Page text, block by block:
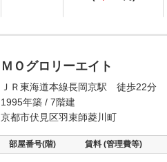
ＭＯグロリーエイト
ＪＲ東海道本線長岡京駅 徒歩22分
1995年築 / 7階建
京都市伏見区羽束師菱川町
部屋番号(階) 賃料 (管理費等)